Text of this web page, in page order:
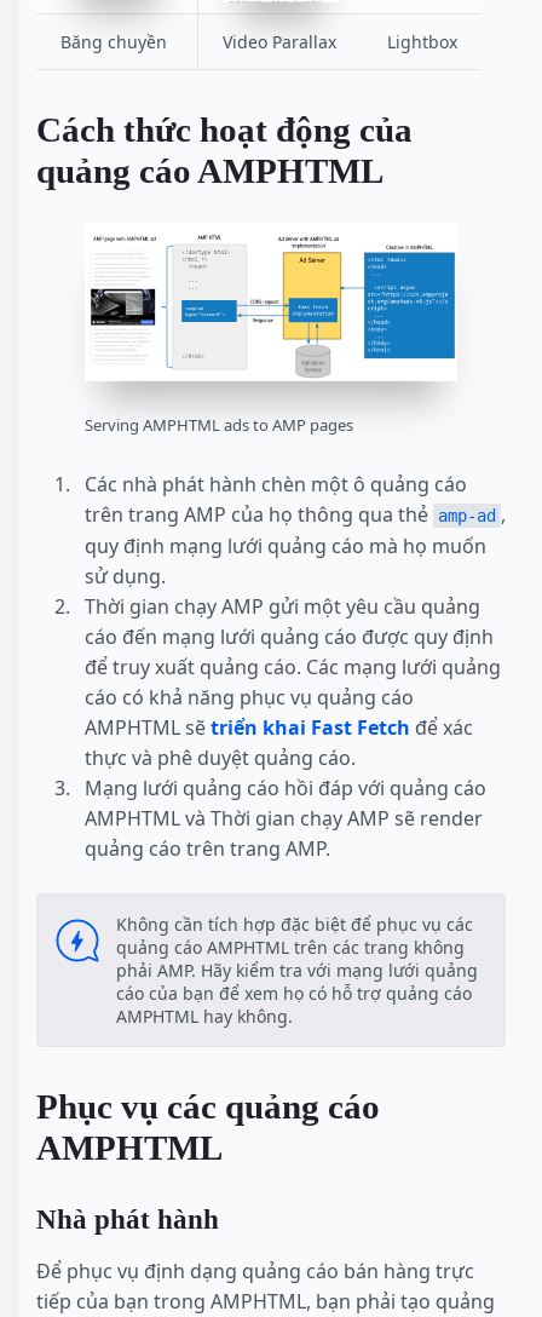
Băng chuyền Video Parallax Lightbox
Cách thức hoạt động của
quảng cáo AMPHTML
Serving AMPHTML ads to AMP pages
Các nhà phát hành chèn một ô quảng cáo
trên trang AMP của họ thông qua thẻ amp-ad ,
quy định mạng lưới quảng cáo mà họ muốn
sử dụng.
Thời gian chạy AMP gửi một yêu cầu quảng
cáo đến mạng lưới quảng cáo được quy định
để truy xuất quảng cáo. Các mạng lưới quảng
cáo có khả năng phục vụ quảng cáo
AMPHTML sẽtriển khai Fast Fetch để xác
thực và phê duyệt quảng cáo.
Mạng lưới quảng cáo hồi đáp với quảng cáo
AMPHTML và Thời gian chạy AMP sẽ render
quảng cáo trên trang AMP.
Không cần tích hợp đặc biệt để phục vụ các
quảng cáo AMPHTML trên các trang không
phải AMP. Hãy kiểm tra với mạng lưới quảng
cáo của bạn để xem họ có hỗ trợ quảng cáo
AMPHTML hay không.
Phục vụ các quảng cáo
AMPHTML
Nhà phát hành
Để phục vụ định dạng quảng cáo bán hàng trực
tiếp của bạn trong AMPHTML, bạn phải tạo quảng